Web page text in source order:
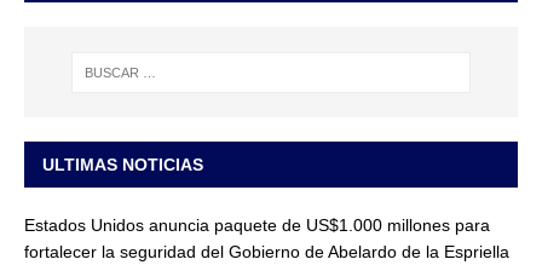
ULTIMAS NOTICIAS
Estados Unidos anuncia paquete de US$1.000 millones para
fortalecer la seguridad del Gobierno de Abelardo de la Espriella